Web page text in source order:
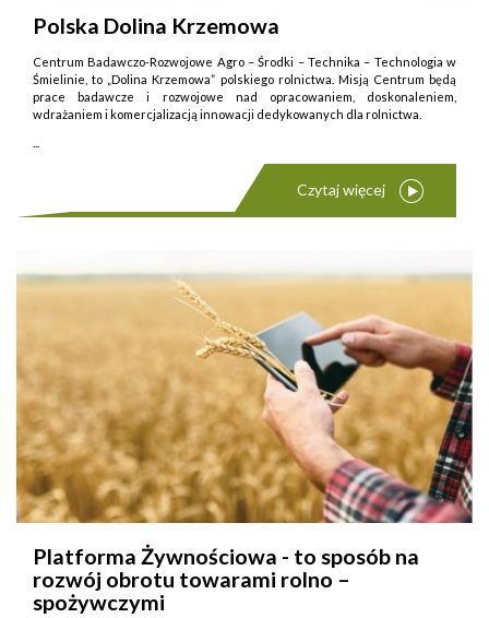
Polska Dolina Krzemowa
Centrum Badawczo-Rozwojowe Agro – Środki – Technika – Technologia w
Śmielinie, to „Dolina Krzemowa” polskiego rolnictwa. Misją Centrum będą
prace badawcze i rozwojowe nad opracowaniem, doskonaleniem,
wdrażaniem i komercjalizacją innowacji dedykowanych dla rolnictwa.
Czytaj więcej
Platforma Żywnościowa - to sposób na
rozwój obrotu towarami rolno –
spożywczymi